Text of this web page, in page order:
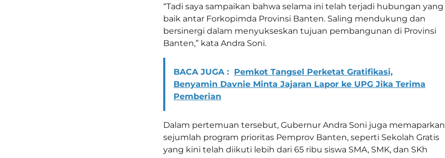
“Tadi saya sampaikan bahwa selama ini telah terjadi hubungan yang
baik antar Forkopimda Provinsi Banten. Saling mendukung dan
bersinergi dalam menyukseskan tujuan pembangunan di Provinsi
Banten,” kata Andra Soni.
BACA JUGA : Pemkot Tangsel Perketat Gratifikasi,
Benyamin Davnie Minta Jajaran Lapor ke UPG Jika Terima
Pemberian
Dalam pertemuan tersebut, Gubernur Andra Soni juga memaparkan
sejumlah program prioritas Pemprov Banten, seperti Sekolah Gratis
yang kini telah diikuti lebih dari 65 ribu siswa SMA, SMK, dan SKh